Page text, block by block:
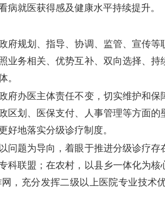
就医获得感及健康水平持续提升。
府规划、指导、协调、监管、宣传
业务相关、优势互补、双向选择、
。
府办医主体责任不变，切实维护和
区划、医保支付、人事管理等方面
好地落实分级诊疗制度。
问题为导向，着眼于推进分级诊疗存
科联盟；在农村，以县乡一体化为
，充分发挥二级以上医院专业技术